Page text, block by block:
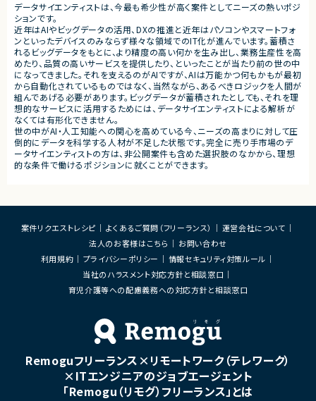
データサイエンティストは、今最も希少性が高く案件としてニーズの熱いポジ
ションです。
近年はAIやビッグデータの活用、DXの推進と近年はパソコンやスマートフォ
ンといったデバイスのみならず様々な領域でのIT化が進んでいます。蓄積さ
れるビッグデータをもとに、より精度の高い何かを生み出し、業務生産性を高
めたり、品質の高いサービスを提供したり、といったことが当たり前の世の中
になってきました。それを支えるのがAIですが、AIは万能かつ何もかもが最初
から自動化されているものではなく、当然ながら、あるべきロジックを人間が
組んであげる必要があります。ビッグデータが蓄積されたとしても、それを理
想的なサービスに活用するためには、データサイエンティストによる解析が
なくては有形化できません。
世の中がAI・人工知能への関心を高めている今、ニーズの高まりに対して圧
倒的にデータを科学する人材が不足した状態です。完全に売り手市場のデ
ータサイエンティストの方は、非公開案件も含めた選択肢のなかから、理想
的な条件で働けるポジションに就くことができます。
案件リクエストレシピ よくあるご質問（フリーランス）
運営会社について
法人のお客様はこちら
お問い合わせ
利用規約
プライバシーポリシー
情報セキュリティ対策ルール
当社のハラスメント対応方針と相談窓口
育児介護等への配慮義務への対応方針と相談窓口
Remoguフリーランス×リモートワーク（テレワーク）
×ITエンジニアのジョブエージェント
「Remogu（リモグ）フリーランス」とは